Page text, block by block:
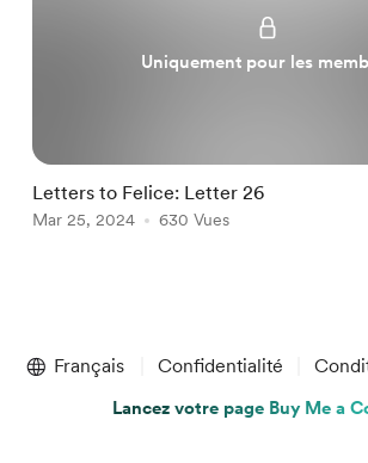
Uniquement pour les
Letters to Felice: Letter 26
Mar 25, 2024 630 Vues
of
Français Confidentialité
Lancez votre page Buy Me a